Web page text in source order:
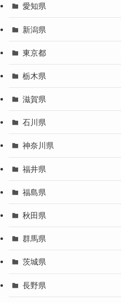
愛知県
新潟県
東京都
栃木県
滋賀県
石川県
神奈川県
福井県
福島県
秋田県
群馬県
茨城県
長野県